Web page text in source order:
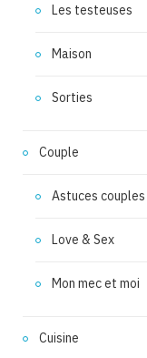
Les testeuses
Maison
Sorties
Couple
Astuces couples
Love & Sex
Mon mec et moi
Cuisine